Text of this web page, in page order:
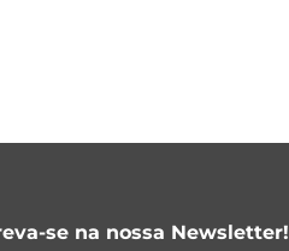
se na nossa Newsletter!